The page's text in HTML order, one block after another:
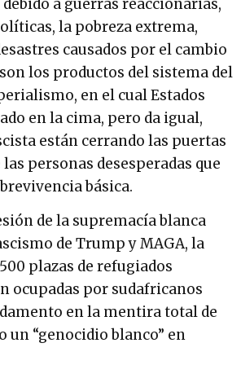
a guerras reaccionarias,
la pobreza extrema,
causados por el cambio
los productos del sistema del
en el cual Estados
en la cima, pero da igual,
están cerrando las puertas
personas desesperadas que
básica.
de la supremacía blanca
de Trump y MAGA, la
plazas de refugiados
ocupadas por sudafricanos
en la mentira total de
un “genocidio blanco” en